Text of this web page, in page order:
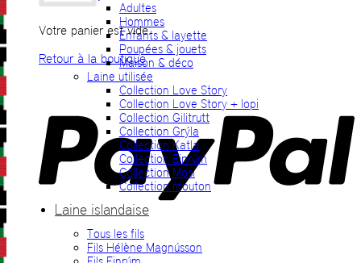
Votre panier est vide.
Retour à la boutique
Adultes
Hommes
Enfants & layette
Poupées & jouets
Maison & déco
Laine utilisée
Collection Love Story
Collection Love Story + lopi
Collection Gilitrutt
Collection Grýla
Collection Katla
Collection Einrúm
Collection Mosi
Collection mouton
Laine islandaise
Tous les fils
Fils Hélène Magnússon